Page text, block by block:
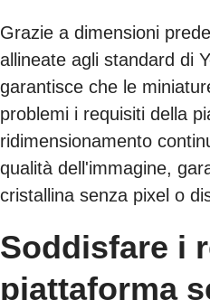
Grazie a dimensioni
allineate agli standard di
garantisce che le
problemi i requisiti della
ridimensionamento
qualità dell'immagine,
cristallina senza pixel o
Soddisfare i
piattaforma